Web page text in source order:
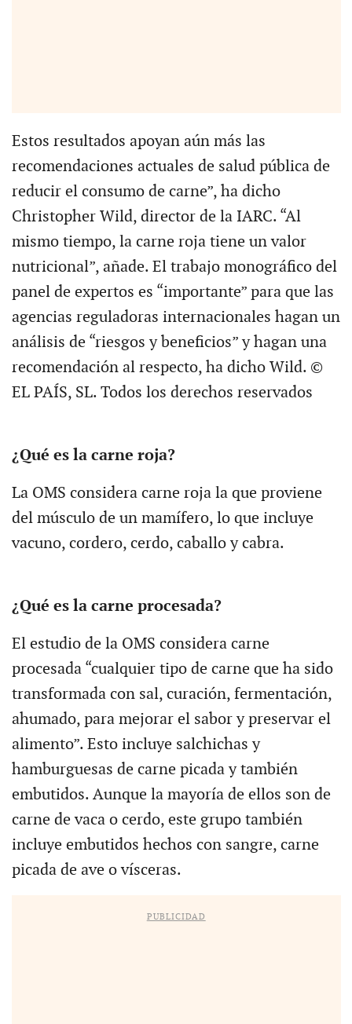
Estos resultados apoyan aún más las
recomendaciones actuales de salud pública de
reducir el consumo de carne”, ha dicho
Christopher Wild, director de la IARC. “Al
mismo tiempo, la carne roja tiene un valor
nutricional”, añade. El trabajo monográfico del
panel de expertos es “importante” para que las
agencias reguladoras internacionales hagan un
análisis de “riesgos y beneficios” y hagan una
recomendación al respecto, ha dicho Wild. ©
EL PAÍS, SL. Todos los derechos reservados
¿Qué es la carne roja?
La OMS considera carne roja la que proviene
del músculo de un mamífero, lo que incluye
vacuno, cordero, cerdo, caballo y cabra.
¿Qué es la carne procesada?
El estudio de la OMS considera carne
procesada “cualquier tipo de carne que ha sido
transformada con sal, curación, fermentación,
ahumado, para mejorar el sabor y preservar el
alimento”. Esto incluye salchichas y
hamburguesas de carne picada y también
embutidos. Aunque la mayoría de ellos son de
carne de vaca o cerdo, este grupo también
incluye embutidos hechos con sangre, carne
picada de ave o vísceras.
PUBLICIDAD